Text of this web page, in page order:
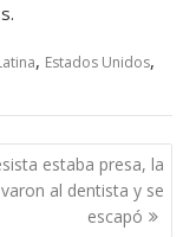
, Estados Unidos,
estaba presa, la
al dentista y se
escapó